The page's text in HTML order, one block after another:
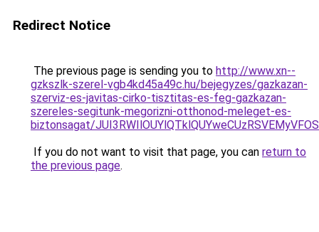
Redirect Notice
The previous page is sending you to http://www.xn--
gzkszlk-szerel-vgb4kd45a49c.hu/bejegyzes/gazkazan-
szerviz-es-javitas-cirko-tisztitas-es-feg-gazkazan-
szereles-segitunk-megorizni-otthonod-meleget-es-
biztonsagat/
If you do not want to visit that page, you can return to
the previous page.